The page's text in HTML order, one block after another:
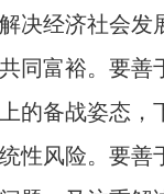
决经济社会
同富裕。要
的备战姿态
性风险。要